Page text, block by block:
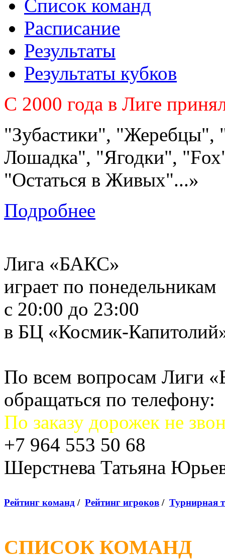
Список команд
Расписание
Результаты
Результаты кубков
C 2000 года в Лиге
"Зубастики", "Жеребцы",
Лошадка", "Ягодки",
"Остаться в Живых"...»
Подробнее
Лига «БАКС»
играет по понедельникам
с 20:00 до 23:00
в БЦ «Космик-
По всем вопросам Лиги
обращаться по телефону:
По заказу дорожек не
+7 964 553 50 68
Шерстнева Татьяна
Рейтинг команд / Рейтинг игроков / Турнирная
СПИСОК КОМАНД